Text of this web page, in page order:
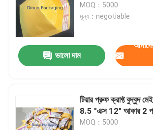
MOQ：5000
মূল্য：negotiable
ভালো দাম
টিয়ার প্রুফ ক্রাফ্ট বুদ্বুদ
8.5 "এক্স 12" আকার 2
MOQ：5000